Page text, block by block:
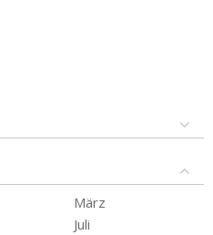
März
Juli